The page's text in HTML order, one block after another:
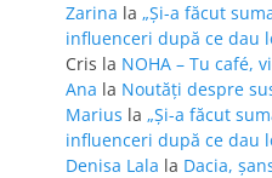
Zarina la „Și-a făcut
influenceri după ce dau
Cris la NOHA – Tu café,
Ana la Noutăți despre
Marius la „Și-a făcut
influenceri după ce dau
Denisa Lala la Dacia,